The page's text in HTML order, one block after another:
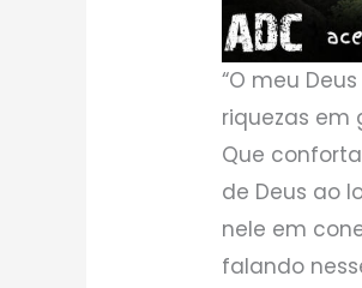
“O meu
riquezas em
Que
de Deus ao
nele em
falando